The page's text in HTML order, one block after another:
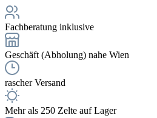
Fachberatung inklusive
Geschäft (Abholung) nahe Wien
rascher Versand
Mehr als 250 Zelte auf Lager